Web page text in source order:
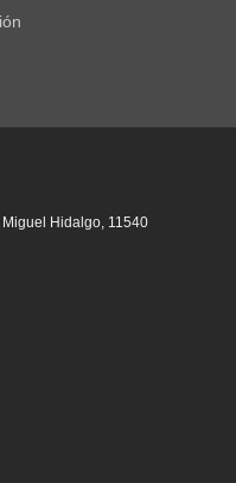
Hidalgo, 11540